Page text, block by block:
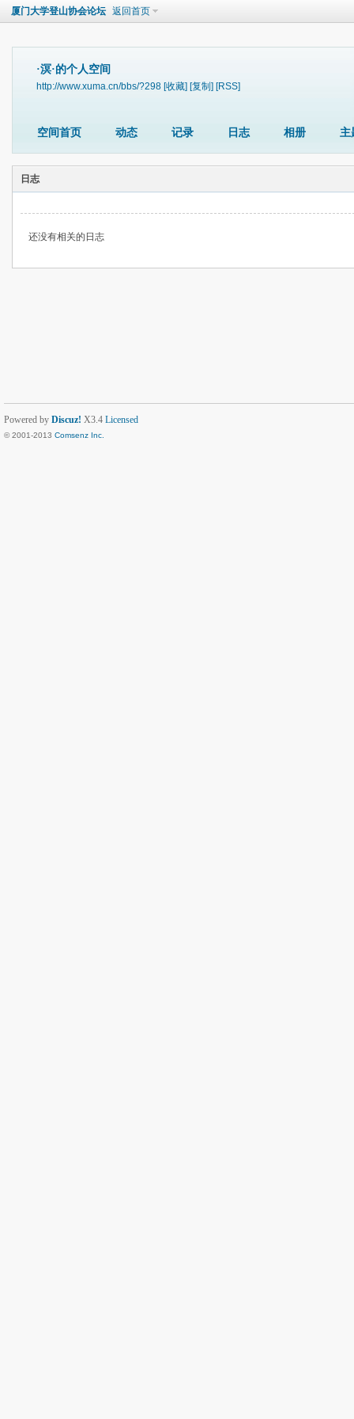
厦门大学登山协会论坛 返回首页
·溟·的个人空间
http://www.xuma.cn/bbs/?298 [收藏] [复制] [RSS]
空间首页 动态 记录 日志 相册 主
日志
还没有相关的日志
Powered by Discuz! X3.4 Licensed
© 2001-2013 Comsenz Inc.